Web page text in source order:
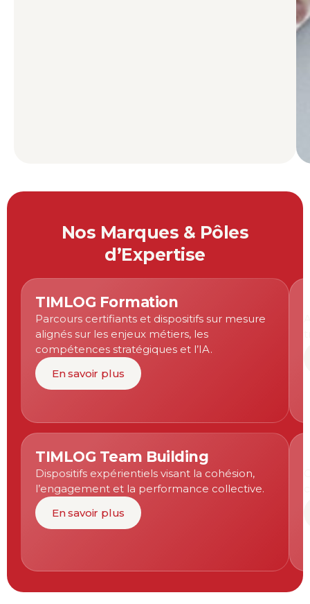
Nos Marques & Pôles
d’Expertise
TIMLOG Formation
Parcours certifiants et dispositifs sur mesure
alignés sur les enjeux métiers, les
compétences stratégiques et l’IA.
En savoir plus
TIMLOG Team Building
Dispositifs expérientiels visant la cohésion,
l’engagement et la performance collective.
En savoir plus